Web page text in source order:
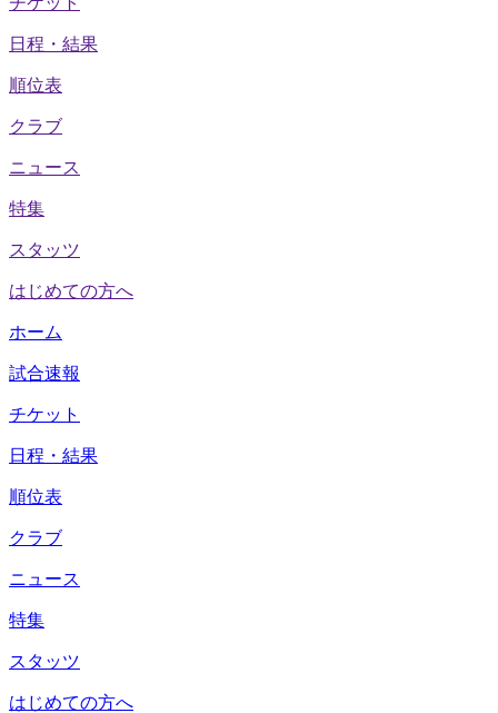
日程・結果
順位表
クラブ
ニュース
特集
スタッツ
はじめての方へ
ホーム
試合速報
チケット
日程・結果
順位表
クラブ
ニュース
特集
スタッツ
はじめての方へ